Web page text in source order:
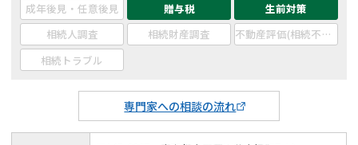
専門家への相談の流れ
成年後見・任意後見
贈与税
生前対策
相続人調査
相続財産調査
不動産評価(相続不動産)
相続トラブル